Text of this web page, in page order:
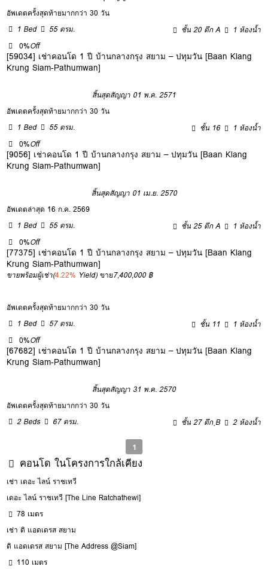
อัพเดตครั้งสุดท้ายมากกว่า 30 วัน
1 Bed
55 ตรม. ชั้น 20 ตึก A
1 ห้องน้ำ
0%Off
[59034] เช่าคอนโด 1 ปี บ้านกลางกรุง สยาม – ปทุมวัน [Baan Klang
Krung Siam-Pathumwan]
สิ้นสุดสัญญา 01 พ.ค. 2571
อัพเดตครั้งสุดท้ายมากกว่า 30 วัน
1 Bed
55 ตรม. ชั้น 16
1 ห้องน้ำ
0%Off
[9056] เช่าคอนโด 1 ปี บ้านกลางกรุง สยาม – ปทุมวัน [Baan Klang
Krung Siam-Pathumwan]
สิ้นสุดสัญญา 01 เม.ย. 2570
อัพเดตล่าสุด 16 ก.ค. 2569
1 Bed
55 ตรม. ชั้น 25 ตึก A
1 ห้องน้ำ
0%Off
[77375] เช่าคอนโด 1 ปี บ้านกลางกรุง สยาม – ปทุมวัน [Baan Klang
Krung Siam-Pathumwan]
ขายพร้อมผู้เช่า(4.22% Yield) ขาย7,400,000 ฿
อัพเดตครั้งสุดท้ายมากกว่า 30 วัน
1 Bed
57 ตรม. ชั้น 11
1 ห้องน้ำ
0%Off
[67682] เช่าคอนโด 1 ปี บ้านกลางกรุง สยาม – ปทุมวัน [Baan Klang
Krung Siam-Pathumwan]
สิ้นสุดสัญญา 31 พ.ค. 2570
อัพเดตครั้งสุดท้ายมากกว่า 30 วัน
2 Beds
67 ตรม. ชั้น 27 ตึก ฺB 2 ห้องน้ำ
1
คอนโด ในโครงการใกล้เคียง
เช่า เดอะ ไลน์ ราชเทวี
เดอะ ไลน์ ราชเทวี [The Line Ratchathewi]
78 เมตร
เช่า ดิ แอดเดรส สยาม
ดิ แอดเดรส สยาม [The Address @Siam]
110 เมตร